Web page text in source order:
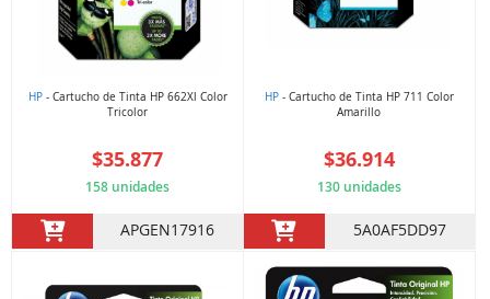
HP- Cartucho de Tinta HP 662Xl Color
Tricolor
$35.877
158 unidades
APGEN17916
HP- Cartucho de Tinta HP 711 Color
Amarillo
$36.914
130 unidades
5A0AF5DD97